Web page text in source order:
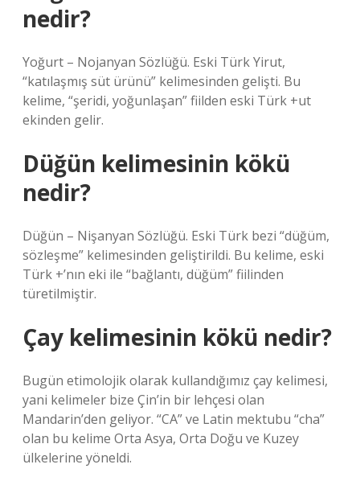
nedir?
Yoğurt – Nojanyan Sözlüğü. Eski Türk Yirut,
“katılaşmış süt ürünü” kelimesinden gelişti. Bu
kelime, “şeridi, yoğunlaşan” fiilden eski Türk +ut
ekinden gelir.
Düğün kelimesinin kökü
nedir?
Düğün – Nişanyan Sözlüğü. Eski Türk bezi “düğüm,
sözleşme” kelimesinden geliştirildi. Bu kelime, eski
Türk +’nın eki ile “bağlantı, düğüm” fiilinden
türetilmiştir.
Çay kelimesinin kökü nedir?
Bugün etimolojik olarak kullandığımız çay kelimesi,
yani kelimeler bize Çin’in bir lehçesi olan
Mandarin’den geliyor. “CA” ve Latin mektubu “cha”
olan bu kelime Orta Asya, Orta Doğu ve Kuzey
ülkelerine yöneldi.